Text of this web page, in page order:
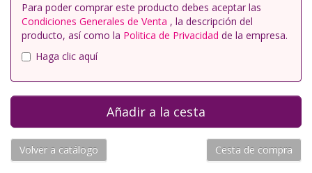
Para poder comprar este producto debes aceptar las
Condiciones Generales de Venta , la descripción del
producto, así como la Politica de Privacidad de la empresa.
Haga clic aquí
Volver a catálogo Cesta de compra